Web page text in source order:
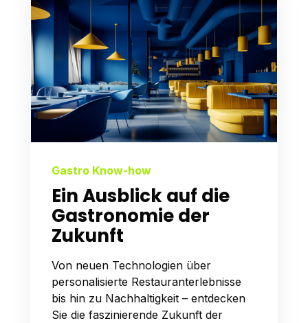
Gastro Know-how
Ein Ausblick auf die
Gastronomie der
Zukunft
Von neuen Technologien über
personalisierte Restauranterlebnisse
bis hin zu Nachhaltigkeit – entdecken
Sie die faszinierende Zukunft der